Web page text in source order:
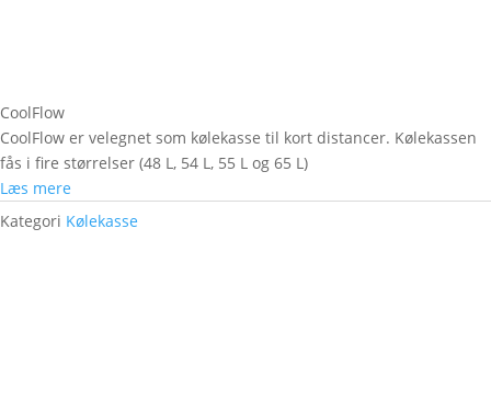
CoolFlow
CoolFlow er velegnet som kølekasse til kort distancer. Kølekassen
fås i fire størrelser (48 L, 54 L, 55 L og 65 L)
Læs mere
Kategori Kølekasse